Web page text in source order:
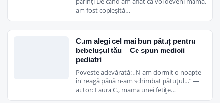
am fost copleșită…
Cum alegi cel mai bun pătuț pentru
bebelușul tău – Ce spun medicii
pediatri
Poveste adevărată: „N-am dormit o noapte
întreagă până n-am schimbat pătuțul…” —
autor: Laura C., mama unei fetițe…